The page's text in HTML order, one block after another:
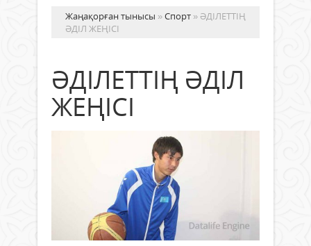
Жаңақорған тынысы »Спорт » ӘДІЛЕТТІҢ
ӘДІЛ ЖЕҢІСІ
ӘДІЛЕТТІҢ ӘДІЛ
ЖЕҢІСІ